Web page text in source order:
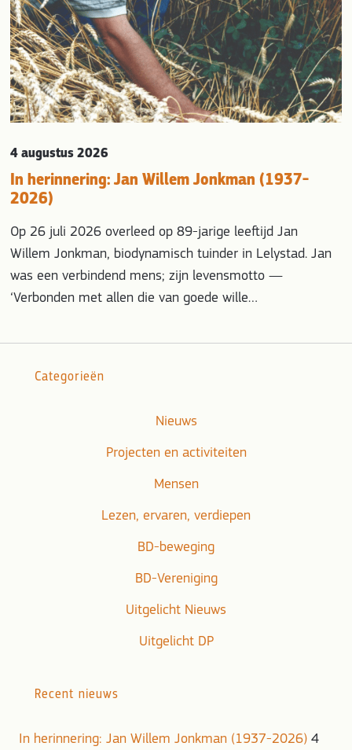
In herinnering: Jan Willem Jonkman (1937-
2026)
4 augustus 2026
Op 26 juli 2026 overleed op 89-jarige leeftijd Jan
Willem Jonkman, biodynamisch tuinder in Lelystad. Jan
was een verbindend mens; zijn levensmotto —
‘Verbonden met allen die van goede wille…
Categorieën
Nieuws
Projecten en activiteiten
Mensen
Lezen, ervaren, verdiepen
BD-beweging
BD-Vereniging
Uitgelicht Nieuws
Uitgelicht DP
Recent nieuws
In herinnering: Jan Willem Jonkman (1937-2026) 4